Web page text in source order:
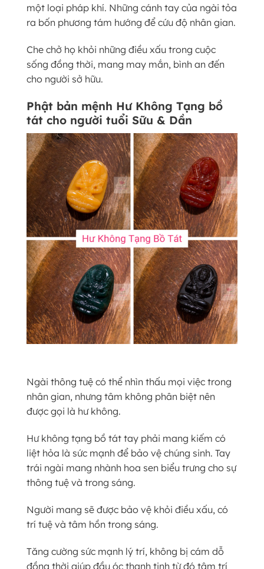
một loại pháp khí. Những cánh tay của ngài tỏa
ra bốn phương tám hướng để cứu độ nhân gian.
Che chở họ khỏi những điều xấu trong cuộc
sống đồng thời, mang may mắn, bình an đến
cho người sở hữu.
Phật bản mệnh Hư Không Tạng bồ
tát cho người tuổi Sữu & Dần
Ngài thông tuệ có thể nhìn thấu mọi việc trong
nhân gian, nhưng tâm không phân biệt nên
được gọi là hư không.
Hư không tạng bồ tát tay phải mang kiếm có
liệt hỏa là sức mạnh để bảo vệ chúng sinh. Tay
trái ngài mang nhành hoa sen biểu trưng cho sự
thông tuệ và trong sáng.
Người mang sẽ được bảo vệ khỏi điều xấu, có
trí tuệ và tâm hồn trong sáng.
Tăng cường sức mạnh lý trí, không bị cám dỗ
đồng thời giúp đầu óc thanh tịnh từ đó tâm trí